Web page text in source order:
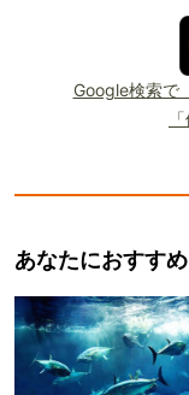
Google検索で
あなたにおすすめ